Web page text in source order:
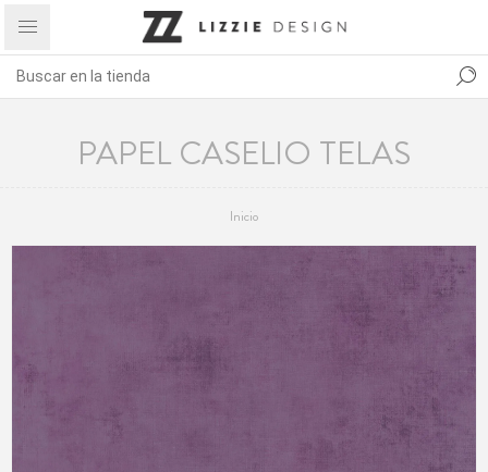
PAPEL CASELIO TELAS
Inicio